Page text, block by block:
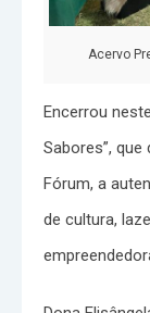
Acervo
Encerrou
Sabores”,
Fórum, a
de cultura,